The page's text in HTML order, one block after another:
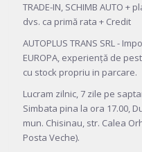
TRADE-IN, SCHIMB AUTO +
dvs. ca primă rata + Credit
AUTOPLUS TRANS SRL -
EUROPA, experiență de
cu stock propriu in parcare.
Lucram zilnic, 7 zile pe
Simbata pina la ora 17.00,
mun. Chisinau, str. Calea
Posta Veche).